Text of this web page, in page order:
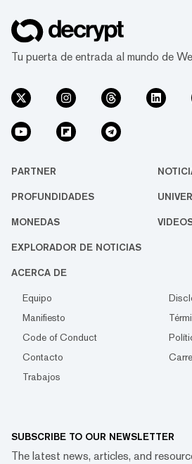
Tu puerta de entrada al mundo de
PARTNER
PROFUNDIDADES
MONEDAS
EXPLORADOR DE NOTICIAS
ACERCA DE
Equipo
Manifiesto
Code of Conduct
Contacto
Trabajos
SUBSCRIBE TO OUR NEWSLETTER
The latest news, articles, and